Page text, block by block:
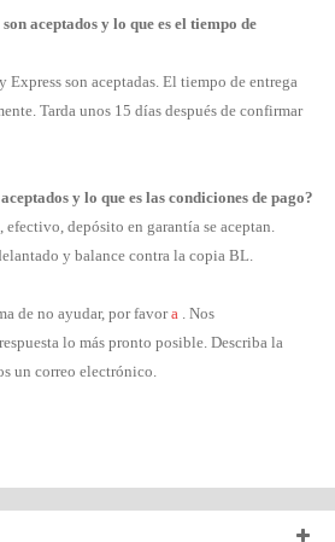
aceptados y lo que es el tiempo de
Express son aceptadas. El tiempo de entrega
Tarda unos 15 días después de confirmar
y lo que es las condiciones de pago?
depósito en garantía se aceptan.
y balance contra la copia BL.
de no ayudar, por favora . Nos
lo más pronto posible. Describa la
un correo electrónico.